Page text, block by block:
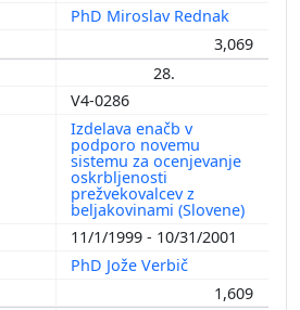
PhD Miroslav Rednak
3,069
28.
V4-0286
Izdelava enačb v
podporo novemu
sistemu za ocenjevanje
oskrbljenosti
prežvekovalcev z
beljakovinami (Slovene)
11/1/1999 - 10/31/2001
PhD Jože Verbič
1,609